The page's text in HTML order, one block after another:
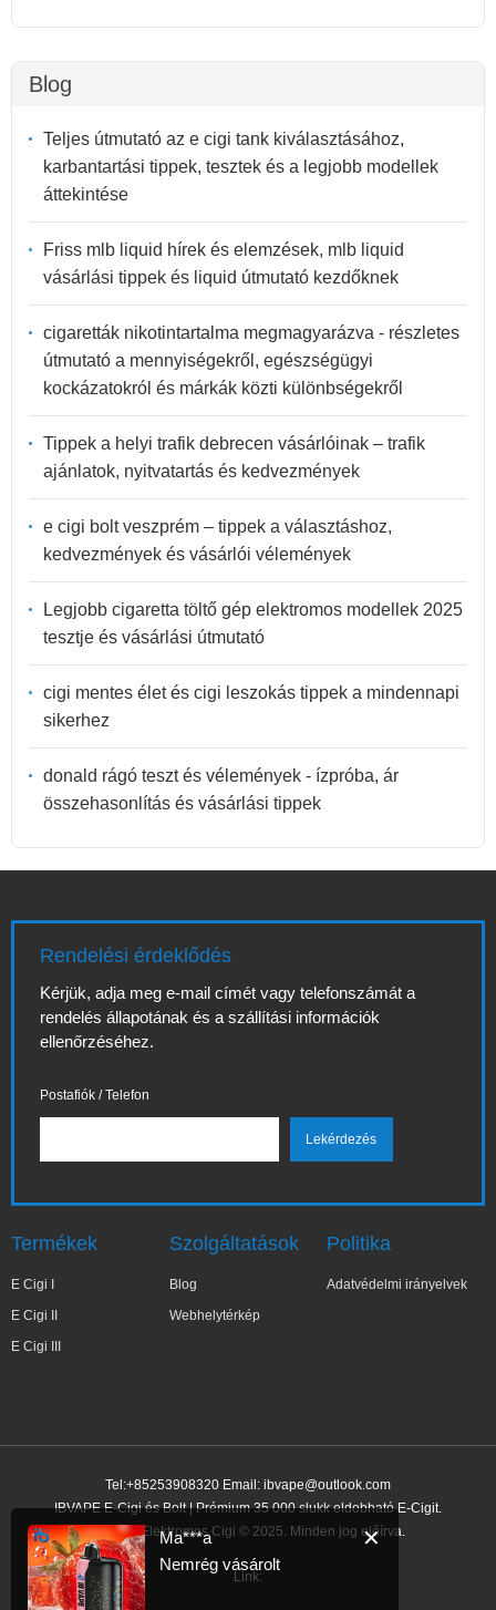
Blog
Teljes útmutató az e cigi tank kiválasztásához,
karbantartási tippek, tesztek és a legjobb modellek
áttekintése
Friss mlb liquid hírek és elemzések, mlb liquid
vásárlási tippek és liquid útmutató kezdőknek
cigaretták nikotintartalma megmagyarázva - részletes
útmutató a mennyiségekről, egészségügyi
kockázatokról és márkák közti különbségekről
Tippek a helyi trafik debrecen vásárlóinak – trafik
ajánlatok, nyitvatartás és kedvezmények
e cigi bolt veszprém – tippek a választáshoz,
kedvezmények és vásárlói vélemények
Legjobb cigaretta töltő gép elektromos modellek 2025
tesztje és vásárlási útmutató
cigi mentes élet és cigi leszokás tippek a mindennapi
sikerhez
donald rágó teszt és vélemények - ízpróba, ár
összehasonlítás és vásárlási tippek
Rendelési érdeklődés
Kérjük, adja meg e-mail címét vagy telefonszámát a
rendelés állapotának és a szállítási információk
ellenőrzéséhez.
Postafiók / Telefon
Termékek
E Cigi I
E Cigi II
E Cigi III
Szolgáltatások
Blog
Webhelytérkép
Politika
Adatvédelmi irányelvek
Tel:+85253908320 Email: ibvape@outlook.com
IBVAPE E-Cigi és Bolt | Prémium 35 000 slukk eldobható E-Cigit.
IBVAPE Elektromos Cigi © 2025. Minden jog előírva.
Link:
✕
Ma***a
Nemrég vásárolt